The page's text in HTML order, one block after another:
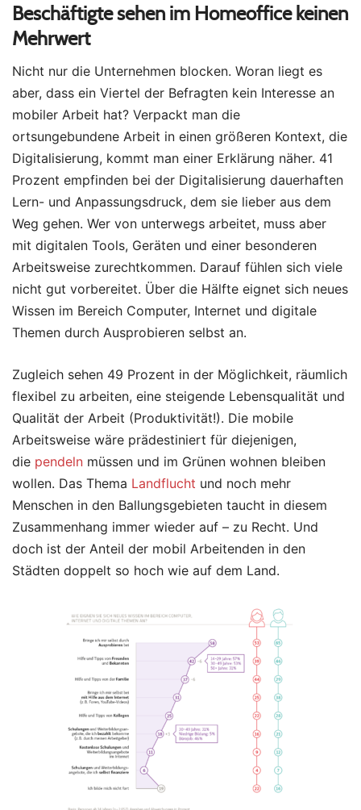
Beschäftigte sehen im Homeoffice keinen
Mehrwert
Nicht nur die Unternehmen blocken. Woran liegt es
aber, dass ein Viertel der Befragten kein Interesse an
mobiler Arbeit hat? Verpackt man die
ortsungebundene Arbeit in einen größeren Kontext, die
Digitalisierung, kommt man einer Erklärung näher. 41
Prozent empfinden bei der Digitalisierung dauerhaften
Lern- und Anpassungsdruck, dem sie lieber aus dem
Weg gehen. Wer von unterwegs arbeitet, muss aber
mit digitalen Tools, Geräten und einer besonderen
Arbeitsweise zurechtkommen. Darauf fühlen sich viele
nicht gut vorbereitet. Über die Hälfte eignet sich neues
Wissen im Bereich Computer, Internet und digitale
Themen durch Ausprobieren selbst an.
Zugleich sehen 49 Prozent in der Möglichkeit, räumlich
flexibel zu arbeiten, eine steigende Lebensqualität und
Qualität der Arbeit (Produktivität!). Die mobile
Arbeitsweise wäre prädestiniert für diejenigen,
die pendeln müssen und im Grünen wohnen bleiben
wollen. Das Thema Landflucht und noch mehr
Menschen in den Ballungsgebieten taucht in diesem
Zusammenhang immer wieder auf – zu Recht. Und
doch ist der Anteil der mobil Arbeitenden in den
Städten doppelt so hoch wie auf dem Land.